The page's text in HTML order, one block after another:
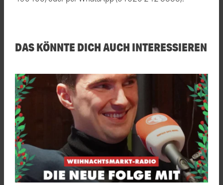
DAS KÖNNTE DICH AUCH INTERESSIEREN